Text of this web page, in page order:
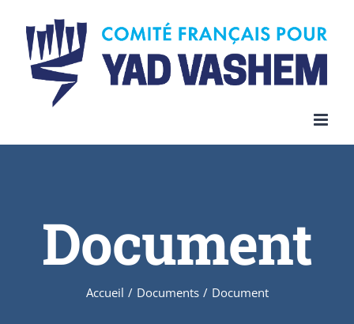
content
Document
Accueil / Documents / Document